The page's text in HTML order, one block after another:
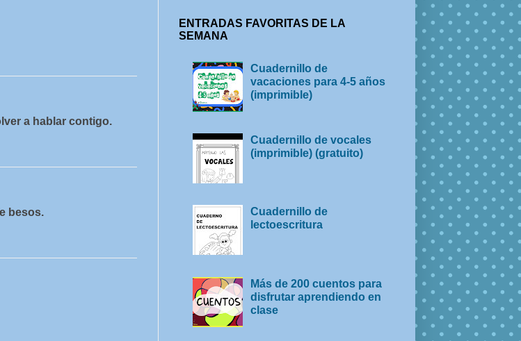
a hablar contigo.
besos.
ENTRADAS FAVORITAS DE LA
SEMANA
Cuadernillo de
vacaciones para 4-5 años
(imprimible)
Cuadernillo de vocales
(imprimible) (gratuito)
Cuadernillo de
lectoescritura
Más de 200 cuentos para
disfrutar aprendiendo en
clase